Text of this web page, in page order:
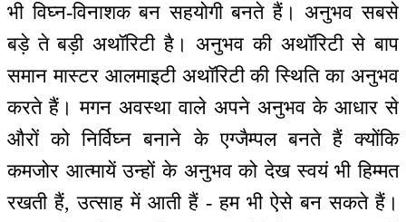
भी विघ्न-विनाशक बन सहयोगी बनते हैं। अनुभव सबसे
बड़े ते बड़ी अथॉरिटी है। अनुभव की अथॉरिटी से बाप
समान मास्टर आलमाइटी अथॉरिटी की स्थिति का अनुभव
करते हैं। मगन अवस्था वाले अपने अनुभव के आधार से
औरों को निर्विघ्न बनाने के एग्जैम्पल बनते हैं क्योंकि
कमजोर आत्मायें उन्हों के अनुभव को देख स्वयं भी हिम्मत
रखती हैं, उत्साह में आती हैं - हम भी ऐसे बन सकते हैं।